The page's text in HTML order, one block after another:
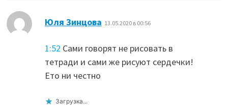
Юля Зинцова 13.05.2020 в 00:56
1:52 Сами говорят не рисовать в
тетради и сами же рисуют сердечки!
Ето ни честно
Загрузка...